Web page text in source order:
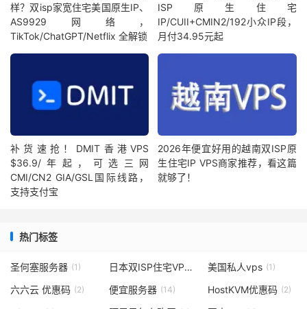
样？双isp家宽住宅美国原生IP、
AS9929网络，
TikTok/ChatGPT/Netflix 全解锁
ISP原生住宅
IP/CUII+CMIN2/192小众IP段，
月付34.95元起
补货速抢！DMIT香港VPS
$36.9/年起，可选三网
CMI/CN2 GIA/GSL国际线路，
支持支付宝
2026年便宜好用的越南双ISP原
生住宅IP VPS商家推荐，看这篇
就够了！
热门标签
圣何塞服务器 (1) 日本双ISP住宅VPS 美国私人vps (1)
六六云 优惠码 (2) 便宜服务器 (14) HostKVM优惠码 (2)